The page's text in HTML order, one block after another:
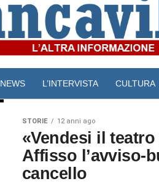
NEWS L’INTERVISTA CULTURA
STORIE 12 anni ago
«Vendesi il
Affisso l’avviso-
cancello